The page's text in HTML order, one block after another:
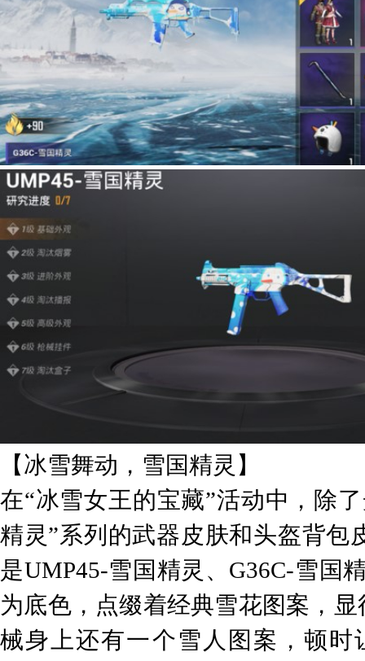
【冰雪舞动，雪国精灵】
在“冰雪女王的宝藏”活动中，除
精灵”系列的武器皮肤和头盔背包
是UMP45-雪国精灵、G36C-雪国
为底色，点缀着经典雪花图案，
械身上还有一个雪人图案，顿